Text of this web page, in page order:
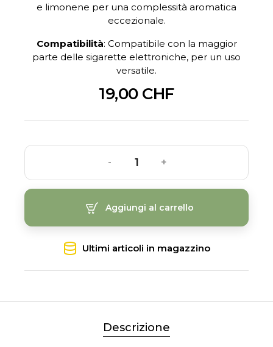
e limonene per una complessità aromatica
eccezionale.
Compatibilità: Compatibile con la maggior
parte delle sigarette elettroniche, per un uso
versatile.
19,00 CHF
- +
Aggiungi al carrello
Ultimi articoli in magazzino
Descrizione